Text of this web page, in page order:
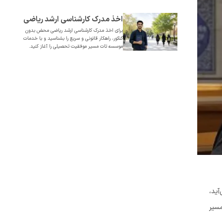
اخذ مدرک کارشناسی ارشد ریاضی
محض قانونی و فوری بدون کنکور
برای اخذ مدرک کارشناسی ارشد ریاضی محض بدون
کنکور، راهکار قانونی و سریع را بشناسید و با خدمات
موسسه تات مسیر موفقیت تحصیلی را آغاز کنید.